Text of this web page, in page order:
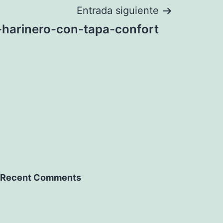
Entrada siguiente
con-tapa-confort
Recent Comments